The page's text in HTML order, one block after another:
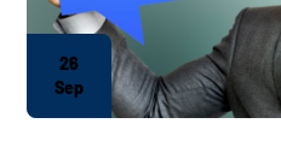
26
Sep